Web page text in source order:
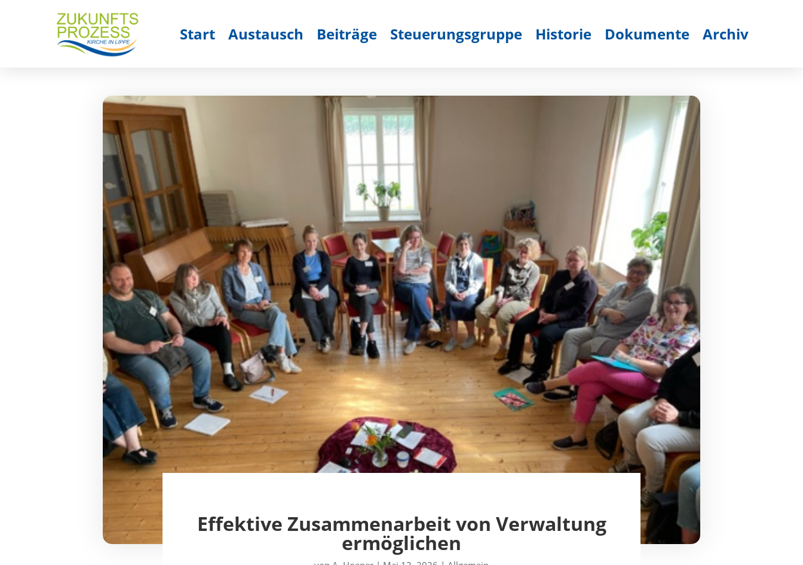
Start Austausch Beiträge Steuerungsgruppe Historie Dokumente Archiv
Effektive Zusammenarbeit von Verwaltung
ermöglichen